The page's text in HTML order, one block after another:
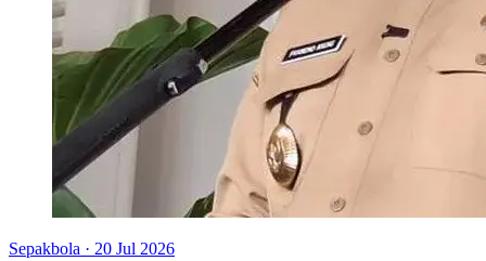
Sepakbola · 20 Jul 2026